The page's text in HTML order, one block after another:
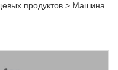
продуктов> Машина